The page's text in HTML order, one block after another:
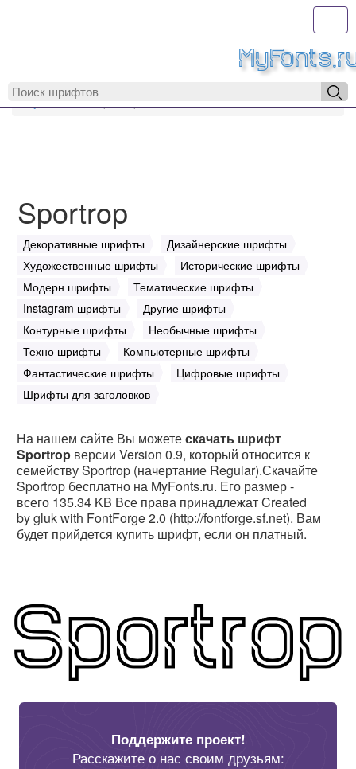
MyFonts.ru
Sportrop
Декоративные шрифты
Дизайнерские шрифты
Художественные шрифты
Исторические шрифты
Модерн шрифты
Тематические шрифты
Instagram шрифты
Другие шрифты
Контурные шрифты
Необычные шрифты
Техно шрифты
Компьютерные шрифты
Фантастические шрифты
Цифровые шрифты
Шрифты для заголовков
На нашем сайте Вы можетескачать шрифт
Sportrop версии Version 0.9, который относится к
семейству Sportrop (начертание Regular).Скачайте
Sportrop бесплатно на MyFonts.ru. Его размер -
всего 135.34 KB Все права принадлежат Created
by gluk with FontForge 2.0 (http://fontforge.sf.net). Вам
будет прийдется купить шрифт, если он платный.
Поддержите проект!
Расскажите о нас своим друзьям: